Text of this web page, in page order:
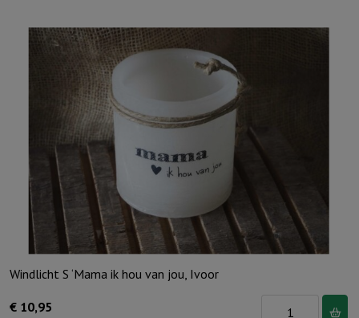
God
Windlicht S ‘Mama ik hou van jou, Ivoor
€ 10,95
Windlicht